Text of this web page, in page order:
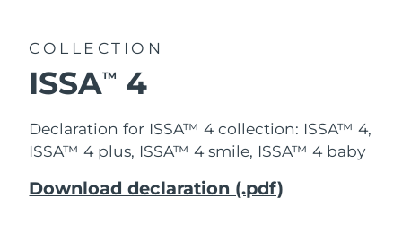
COLLECTION
ISSATM 4
Declaration for ISSA™ 4 collection: ISSA™ 4,
ISSA™ 4 plus, ISSA™ 4 smile, ISSA™ 4 baby
Download declaration (.pdf)